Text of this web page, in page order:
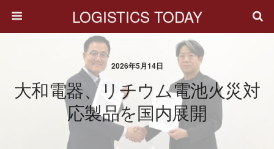
LOGISTICS TODAY
2026年5月14日
大和電器、リチウム電池火災対
応製品を国内展開